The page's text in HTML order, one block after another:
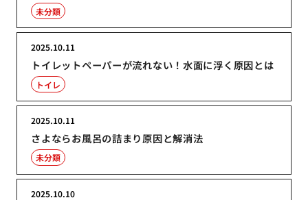
未分類
トイレットペーパーが流れない！水面に浮く原因とは
2025.10.11
トイレ
さよならお風呂の詰まり原因と解消法
2025.10.11
未分類
2025.10.10